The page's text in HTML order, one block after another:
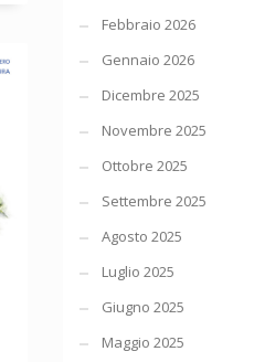
Febbraio 2026
Gennaio 2026
Dicembre 2025
Novembre 2025
Ottobre 2025
Settembre 2025
Agosto 2025
Luglio 2025
Giugno 2025
Maggio 2025